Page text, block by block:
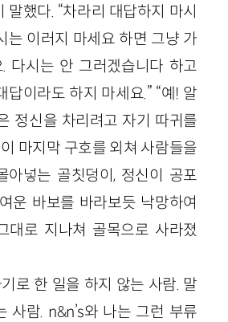
말했다. “차라리 대답하지 마시
는 이러지 마세요 하면 그냥 가
다시는 안 그러겠습니다 하고
답이라도 하지 마세요.” “예! 알
정신을 차리려고 자기 따귀를
마지막 구호를 외쳐 사람들을
아넣는 골칫덩이, 정신이 공포
운 바보를 바라보듯 낙망하여
대로 지나쳐 골목으로 사라졌
로 한 일을 하지 않는 사람. 말
사람. n&n’s와 나는 그런 부류